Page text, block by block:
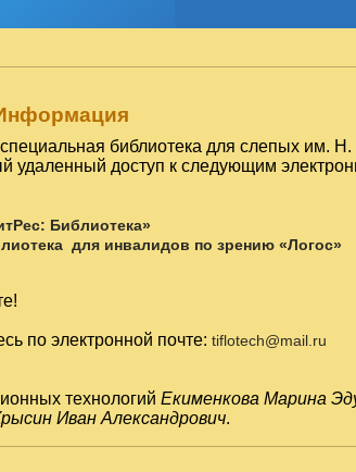
библиотека для слепых им. Н.
удаленный доступ к следующим
Библиотека»
для инвалидов по зрению «Логос»
по электронной почте: tiflotech@mail.ru
технологий Екименкова Марина
Иван Александрович.